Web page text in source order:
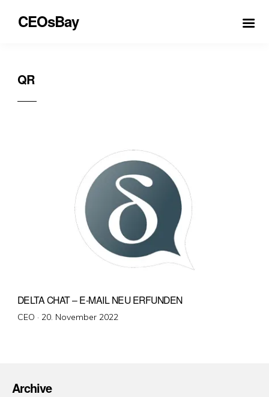
CEOsBay
QR
DELTA CHAT – E-MAIL NEU ERFUNDEN
CEO · Veröffentlicht
20. November 2022
Archive